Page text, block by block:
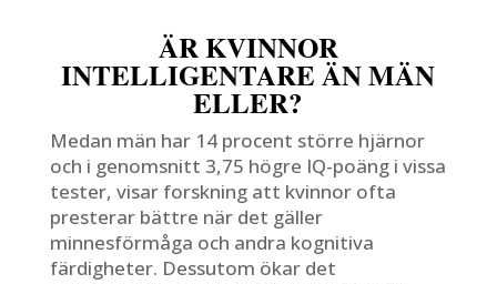
ÄR KVINNOR
INTELLIGENTARE ÄN MÄN
ELLER?
Medan män har 14 procent större hjärnor
och i genomsnitt 3,75 högre IQ-poäng i vissa
tester, visar forskning att kvinnor ofta
presterar bättre när det gäller
minnesförmåga och andra kognitiva
färdigheter. Dessutom ökar det